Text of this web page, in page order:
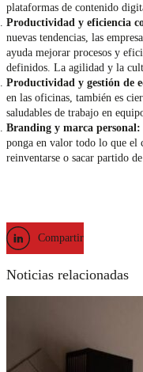
plataformas de contenido
Productividad y eficiencia
nuevas tendencias, las
ayuda mejorar procesos y
definidos. La agilidad y la
Productividad y gestión de
en las oficinas, también es
saludables de trabajo en
Branding y marca personal:
ponga en valor todo lo que el
reinventarse o sacar partido
Compartir
Noticias relacionadas